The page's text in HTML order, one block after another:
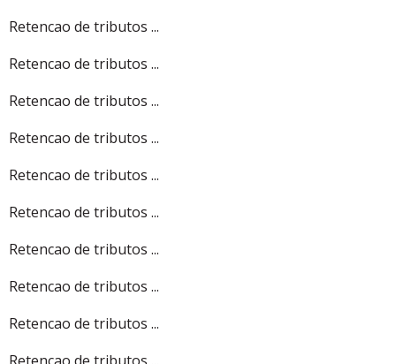
Retencao de tributos ...
Retencao de tributos ...
Retencao de tributos ...
Retencao de tributos ...
Retencao de tributos ...
Retencao de tributos ...
Retencao de tributos ...
Retencao de tributos ...
Retencao de tributos ...